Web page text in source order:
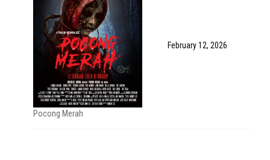
Pocong Merah
February 12, 2026